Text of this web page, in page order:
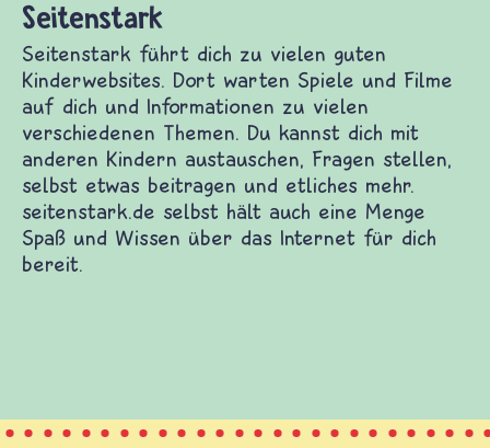
führt dich zu vielen guten Kinderwebsites.
Spiele und Filme auf dich und
zu vielen verschiedenen Themen. Du
mit anderen Kindern austauschen, Fragen
selbst etwas beitragen und etliches mehr.
selbst hält auch eine Menge Spaß und
über das Internet für dich bereit.